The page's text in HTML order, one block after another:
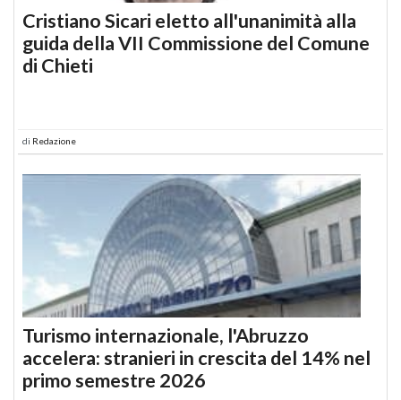
Cristiano Sicari eletto all'unanimità alla
guida della VII Commissione del Comune
di Chieti
di Redazione
Turismo internazionale, l'Abruzzo
accelera: stranieri in crescita del 14% nel
primo semestre 2026